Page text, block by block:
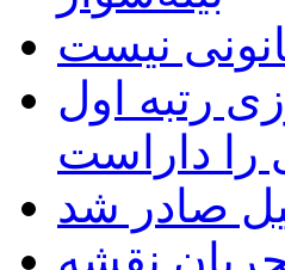
نیست
رتبه اول
داراست
صادر شد
نقشه